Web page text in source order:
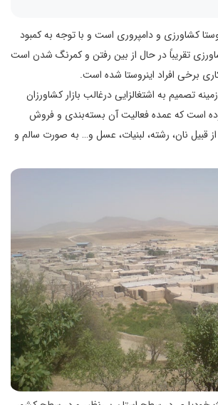
کشاورزی و دامپروری است و با توجه به کمبود
تقریباً در حال از بین رفتن و کمرنگ شدن است
برخی افراد اینروستا شده است.
تصمیم به اشتغالزایی درغالب بازار کشاورزان
است که عمده فعالیت آن بسته‌بندی و فروش
قبیل نان، رشته، لبنیات، عسل و… به صورت سالم و